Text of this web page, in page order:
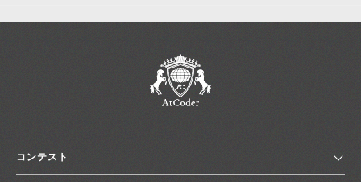
コンテスト